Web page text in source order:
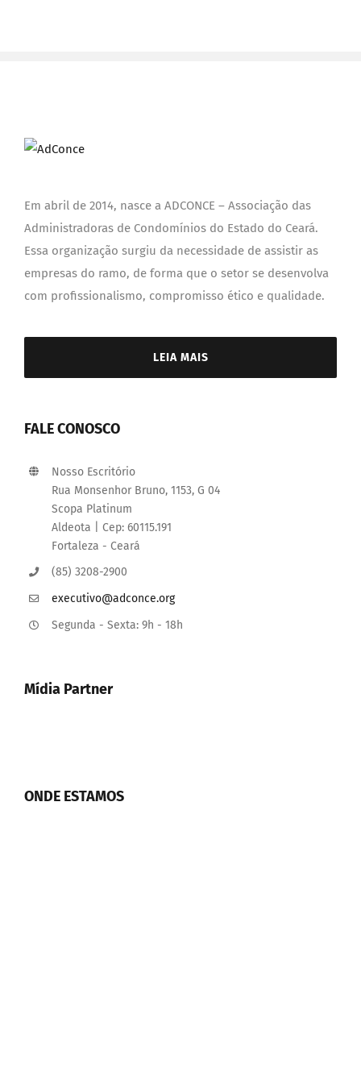
Em abril de 2014, nasce a ADCONCE – Associação das
Administradoras de Condomínios do Estado do Ceará.
Essa organização surgiu da necessidade de assistir as
empresas do ramo, de forma que o setor se desenvolva
com profissionalismo, compromisso ético e qualidade.
LEIA MAIS
FALE CONOSCO
Nosso Escritório
Rua Monsenhor Bruno, 1153, G 04
Scopa Platinum
Aldeota | Cep: 60115.191
Fortaleza - Ceará
(85) 3208-2900
executivo@adconce.org
Segunda - Sexta: 9h - 18h
Mídia Partner
ONDE ESTAMOS